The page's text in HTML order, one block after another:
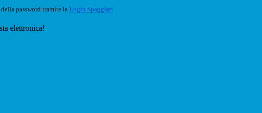
password tramite la Login Spaggiari
elettronica!